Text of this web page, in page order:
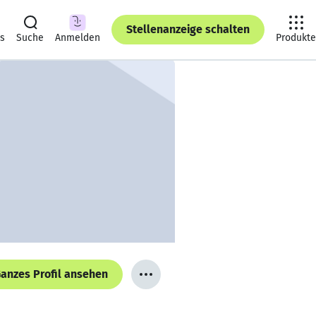
Suche Anmelden
Stellenanzeige schalten
Produkte
Profil ansehen